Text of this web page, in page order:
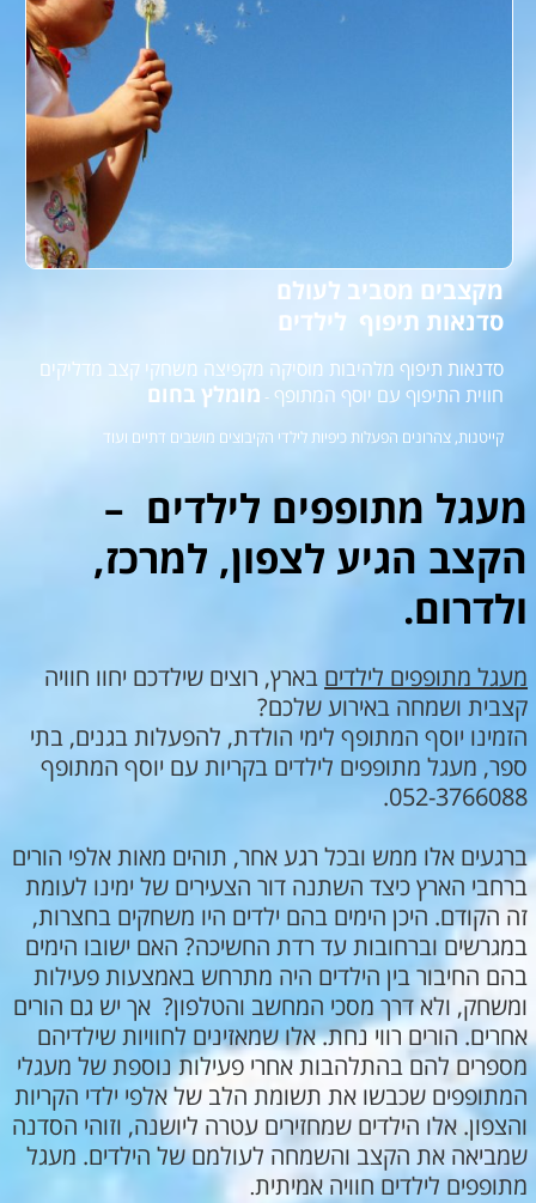
מעגל מתופפים לילדים –
הקצב הגיע לצפון, למרכז,
ולדרום.
מעגל מתופפים לילדים בארץ, רוצים שילדכם יחוו חוויה
קצבית ושמחה באירוע שלכם?
הזמינו יוסף המתופף לימי הולדת, להפעלות בגנים, בתי
ספר, מעגל מתופפים לילדים בקריות עם יוסף המתופף
052-3766088.
ברגעים אלו ממש ובכל רגע אחר, תוהים מאות אלפי הורים
ברחבי הארץ כיצד השתנה דור הצעירים של ימינו לעומת
זה הקודם. היכן הימים בהם ילדים היו משחקים בחצרות,
במגרשים וברחובות עד רדת החשיכה? האם ישובו הימים
בהם החיבור בין הילדים היה מתרחש באמצעות פעילות
ומשחק, ולא דרך מסכי המחשב והטלפון? אך יש גם הורים
אחרים. הורים רווי נחת. אלו שמאזינים לחוויות שילדיהם
מספרים להם בהתלהבות אחרי פעילות נוספת של מעגלי
המתופפים שכבשו את תשומת הלב של אלפי ילדי הקריות
והצפון. אלו הילדים שמחזירים עטרה ליושנה, וזוהי הסדנה
שמביאה את הקצב והשמחה לעולמם של הילדים. מעגל
מתופפים לילדים חוויה אמיתית.
מקצבים מסביב לעולם
סדנאות תיפוף לילדים
סדנאות תיפוף מלהיבות מוסיקה מקפיצה משחקי קצב מדליקים
חווית התיפוף עם יוסף המתופף- מומלץ בחום
קייטנות, צהרונים הפעלות כיפיות לילדי הקיבוצים מושבים דתיים ועוד